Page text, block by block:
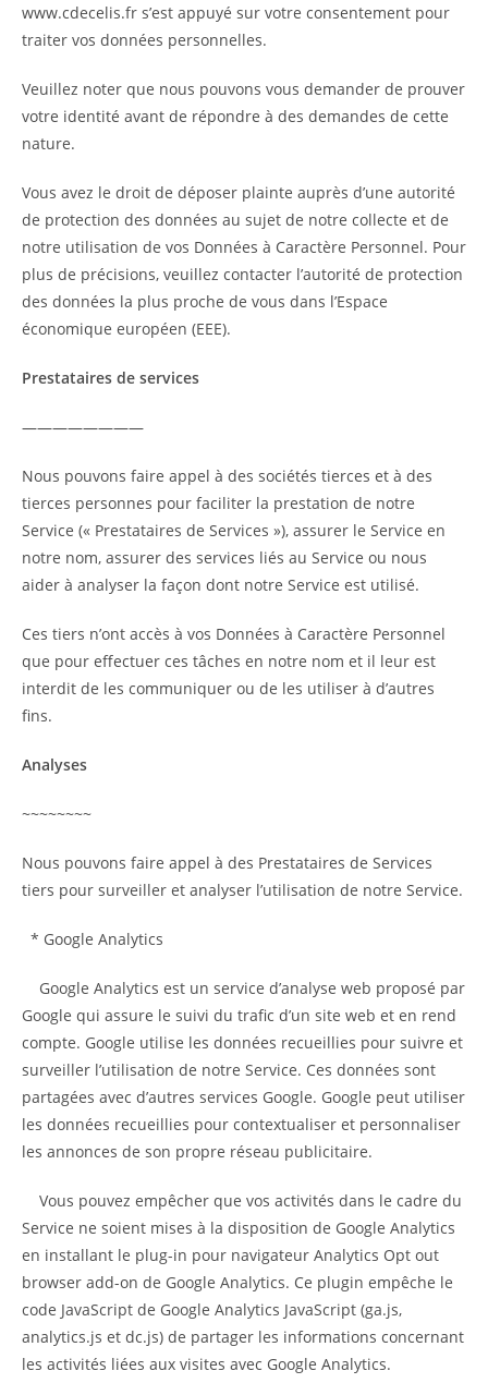
www.cdecelis.fr s’est appuyé sur votre consentement pour
traiter vos données personnelles.
Veuillez noter que nous pouvons vous demander de prouver
votre identité avant de répondre à des demandes de cette
nature.
Vous avez le droit de déposer plainte auprès d’une autorité
de protection des données au sujet de notre collecte et de
notre utilisation de vos Données à Caractère Personnel. Pour
plus de précisions, veuillez contacter l’autorité de protection
des données la plus proche de vous dans l’Espace
économique européen (EEE).
Prestataires de services
————————
Nous pouvons faire appel à des sociétés tierces et à des
tierces personnes pour faciliter la prestation de notre
Service (« Prestataires de Services »), assurer le Service en
notre nom, assurer des services liés au Service ou nous
aider à analyser la façon dont notre Service est utilisé.
Ces tiers n’ont accès à vos Données à Caractère Personnel
que pour effectuer ces tâches en notre nom et il leur est
interdit de les communiquer ou de les utiliser à d’autres
fins.
Analyses
~~~~~~~~
Nous pouvons faire appel à des Prestataires de Services
tiers pour surveiller et analyser l’utilisation de notre Service.
* Google Analytics
Google Analytics est un service d’analyse web proposé par
Google qui assure le suivi du trafic d’un site web et en rend
compte. Google utilise les données recueillies pour suivre et
surveiller l’utilisation de notre Service. Ces données sont
partagées avec d’autres services Google. Google peut utiliser
les données recueillies pour contextualiser et personnaliser
les annonces de son propre réseau publicitaire.
Vous pouvez empêcher que vos activités dans le cadre du
Service ne soient mises à la disposition de Google Analytics
en installant le plug-in pour navigateur Analytics Opt out
browser add-on de Google Analytics. Ce plugin empêche le
code JavaScript de Google Analytics JavaScript (ga.js,
analytics.js et dc.js) de partager les informations concernant
les activités liées aux visites avec Google Analytics.